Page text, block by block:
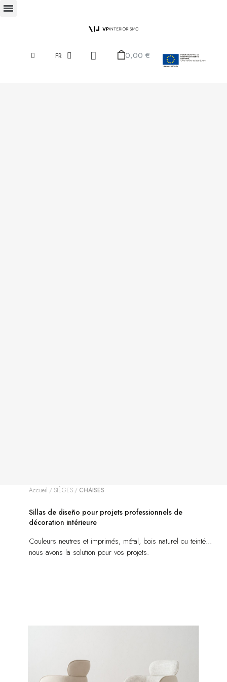
FR 0,00 €
Accueil SIÈGES CHAISES
Sillas de diseño pour projets professionnels de
décoration intérieure
Couleurs neutres et imprimés, métal, bois naturel ou teinté...
nous avons la solution pour vos projets.